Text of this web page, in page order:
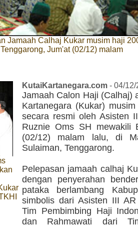
Jamaah Calhaj Kukar musim haji
Jum'at (02/12) malam
KutaiKartanegara.com - 04/12/
Jamaah Calon Haji (Calhaj)
Kartanegara (Kukar)
secara resmi oleh Asisten
Ruznie Oms SH mewakili
(02/12) malam lalu, di
Sulaiman, Tenggarong.
Pelepasan jamaah calhaj
dengan penyerahan
pataka berlambang
simbolis dari Asisten III
Tim Pembimbing Haji
dan Rahmawati dari